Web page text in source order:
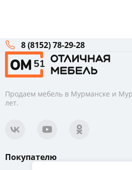
8 (8152) 78-29-28
Продаем мебель в Мурманске и
лет.
Покупателю